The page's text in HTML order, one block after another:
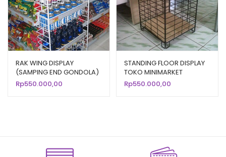
RAK WING DISPLAY
(SAMPING END GONDOLA)
TIPE ST-12 RAJA RAK
Rp550.000,00
STANDING FLOOR DISPLAY
TOKO MINIMARKET
SUPERMARKET ST-11
Rp550.000,00